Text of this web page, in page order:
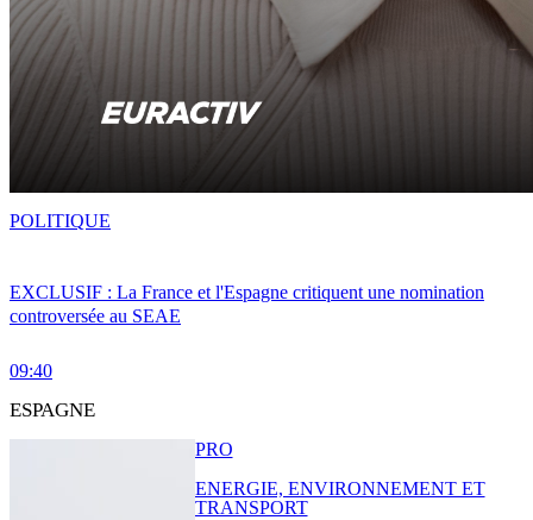
EXCLUSIF : La France et l'Espagne critiquent une nomination
controversée au SEAE
09:40
POLITIQUE
ESPAGNE
PRO
ENERGIE, ENVIRONNEMENT ET
TRANSPORT